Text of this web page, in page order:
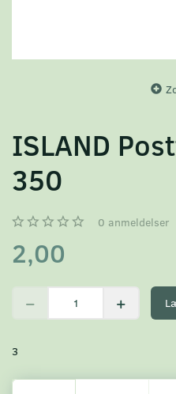
ISLAND
350
0 anmeldelser
2,00
3